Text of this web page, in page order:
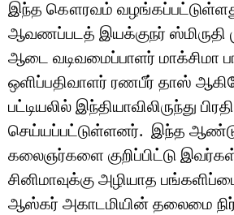
இந்த கௌரவம்
ஆவணப்படத் இயக்குநர் ஸ்மிருதி
ஆடை வடிவமைப்பாளர் மாக்சிமா
ஒளிப்பதிவாளர் ரணபீர் தாஸ்
பட்டியலில் இந்தியாவிலிருந்து
செய்யப்பட்டுள்ளனர். இந்த
கலைஞர்களை குறிப்பிட்டு
சினிமாவுக்கு அழியாத
ஆஸ்கர் அகாடமியின் தலைமை